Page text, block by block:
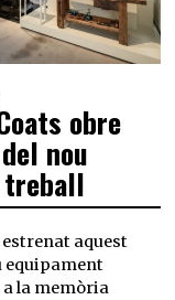
obre
nou
treball
aquest
equipament
la memòria